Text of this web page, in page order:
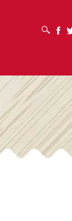
MỞ HỘP TÌM KIẾM